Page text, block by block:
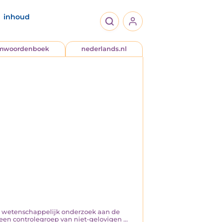
inhoud
nederlands.nl
onderzoek aan de
controlegroep van niet-gelovigen ...